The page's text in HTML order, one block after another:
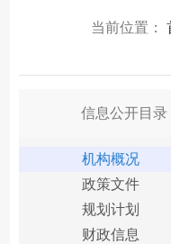
当前位置：
信息公开目录
机构概况
政策文件
规划计划
财政信息